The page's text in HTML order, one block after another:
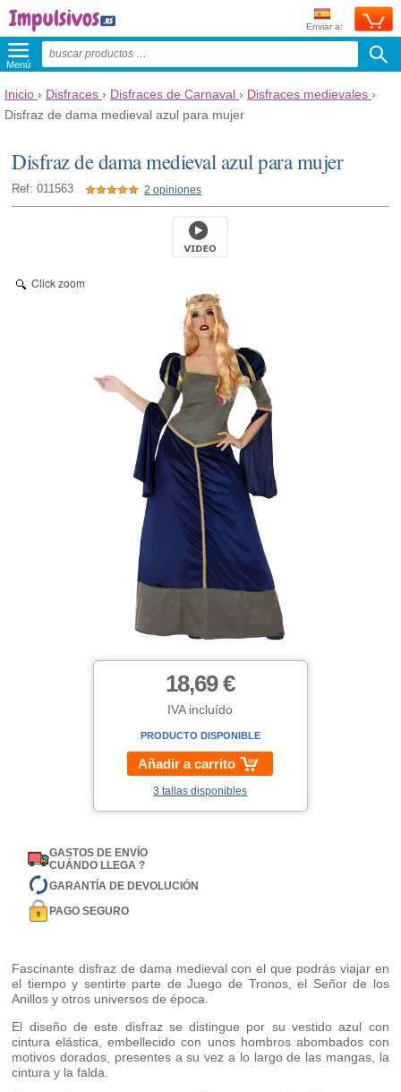
Enviar a:
Menú
Inicio › Disfraces › Disfraces de Carnaval › Disfraces medievales ›
Disfraz de dama medieval azul para mujer
Disfraz de dama medieval azul para mujer
Ref: 011563 2 opiniones
Click zoom
18,69 €
IVA incluído
PRODUCTO DISPONIBLE
Añadir a carrito
3 tallas disponibles
GASTOS DE ENVÍO
CUÁNDO LLEGA ?
GARANTÍA DE DEVOLUCIÓN
PAGO SEGURO
Fascinante disfraz de dama medieval con el que podrás viajar en
el tiempo y sentirte parte de Juego de Tronos, el Señor de los
Anillos y otros universos de época.
El diseño de este disfraz se distingue por su vestido azul con
cintura elástica, embellecido con unos hombros abombados con
motivos dorados, presentes a su vez a lo largo de las mangas, la
cintura y la falda.